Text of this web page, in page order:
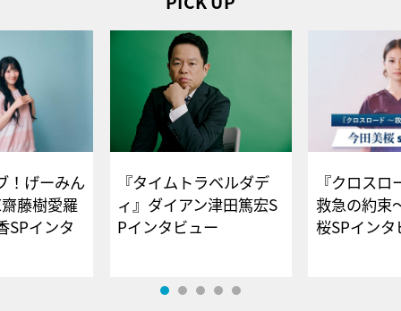
！げーみん
藤樹愛羅
SPインタ
『タイムトラベルダデ
ィ』ダイアン津田篤宏S
Pインタビュー
『クロス
救急の約束
桜SPイ